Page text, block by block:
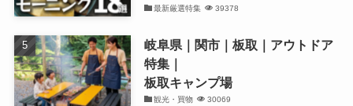
最新厳選特集 39378
岐阜県｜関市｜板取｜アウトドア
特集｜
板取キャンプ場
観光・買物 30069